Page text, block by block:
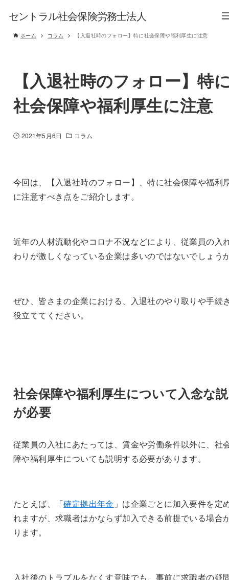
セントラル社会保険労務士法人
ホーム コラム 【入退社時のフォロー】特に社会保障や福利厚生に注意
【入退社時のフォロー】特
社会保障や福利厚生に注意
2021年5月6日 コラム
今回は、【入退社時のフォロー】、特に社会保障や福利
に注意すべき点をご紹介します。
近年の人材流動化やコロナ不況などにより、従業員の入
わりが激しくなっている企業は多いのではないでしょう
ぜひ、皆さまの企業における、入退社のやり取りや手続
役立ててください。
社会保障や福利厚生について入念な
が必要
従業員の入社にあたっては、賃金や労働条件以外に、社
障や福利厚生についても説明する必要があります。
たとえば、「確定拠出年金 」は企業ごとに加入要件を定
れますが、求職者はかならず加入できる前提でいる場合
ります。
入社後のトラブルをなくす意味でも、事前に求職者の疑